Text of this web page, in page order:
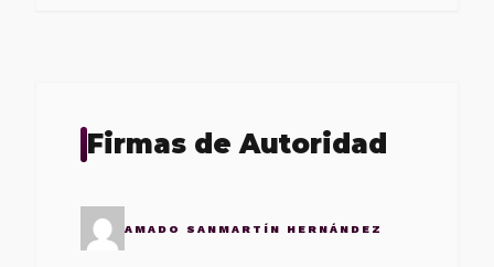
Firmas de Autoridad
AMADO SANMARTÍN HERNÁNDEZ